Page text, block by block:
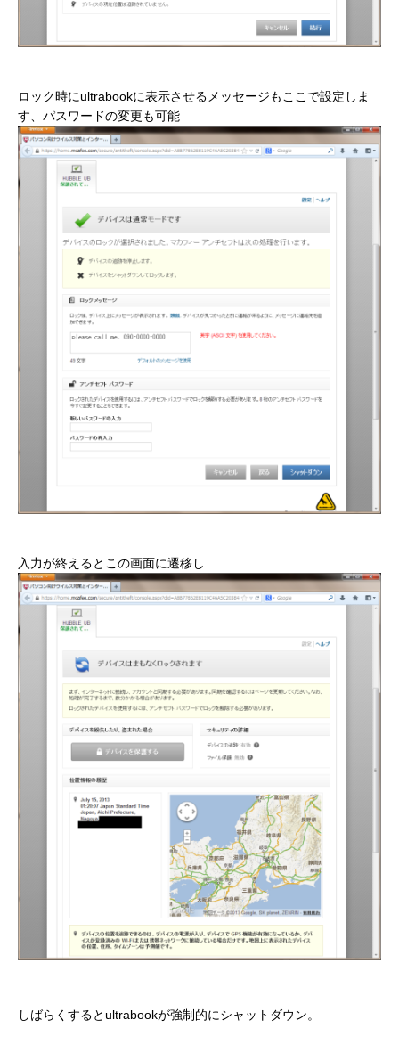
ロック時にultrabookに表示させるメッセージもここで設定しま
す、パスワードの変更も可能
入力が終えるとこの画面に遷移し
しばらくするとultrabookが強制的にシャットダウン。